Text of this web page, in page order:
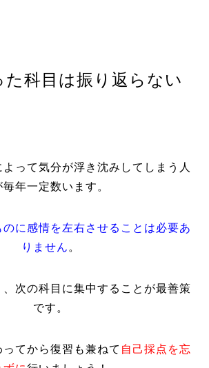
た科目は振り返らない
って気分が浮き沈みしてしまう人
毎年一定数います。
のに感情を左右させることは必要あ
りません 。
次の科目に集中することが最善策
です。
てから復習も兼ねて 自己採点を忘